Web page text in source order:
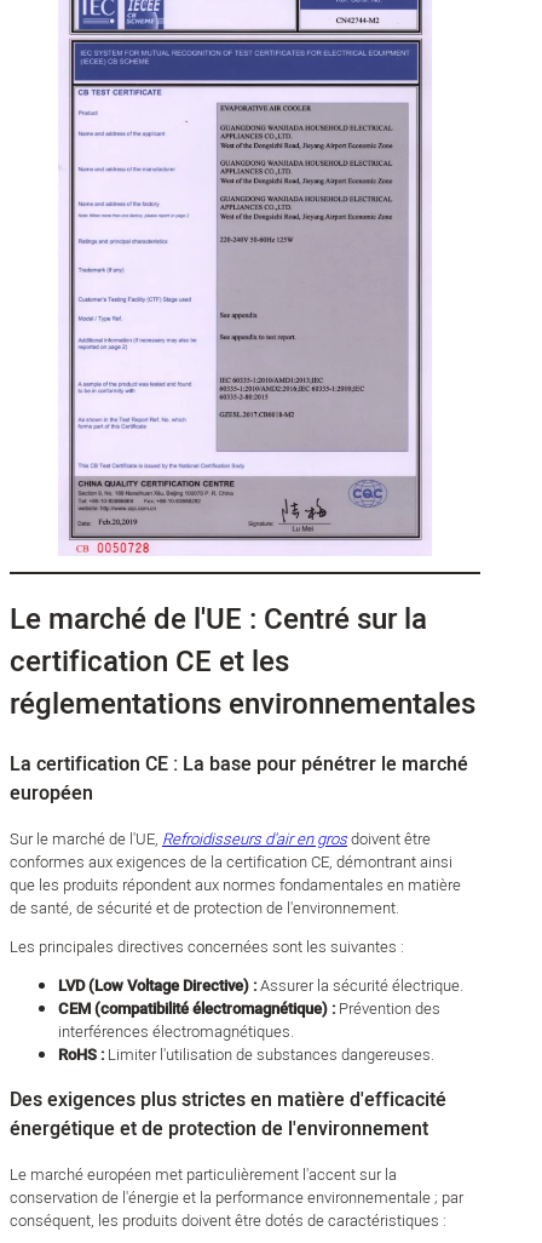
Le marché de l'UE : Centré sur la
certification CE et les
réglementations environnementales
La certification CE : La base pour pénétrer le marché
européen
Sur le marché de l'UE, Refroidisseurs d'air en grosdoivent être
conformes aux exigences de la certification CE, démontrant ainsi
que les produits répondent aux normes fondamentales en matière
de santé, de sécurité et de protection de l'environnement.
Les principales directives concernées sont les suivantes :
LVD (Low Voltage Directive) :Assurer la sécurité électrique.
CEM (compatibilité électromagnétique) :Prévention des
interférences électromagnétiques.
RoHS :Limiter l'utilisation de substances dangereuses.
Des exigences plus strictes en matière d'efficacité
énergétique et de protection de l'environnement
Le marché européen met particulièrement l'accent sur la
conservation de l'énergie et la performance environnementale ; par
conséquent, les produits doivent être dotés de caractéristiques :